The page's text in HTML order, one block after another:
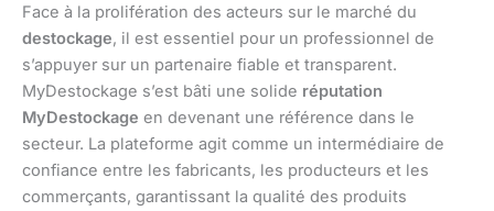
Face à la prolifération des acteurs sur le marché du
destockage, il est essentiel pour un professionnel de
s’appuyer sur un partenaire fiable et transparent.
MyDestockage s’est bâti une solide réputation
MyDestockage en devenant une référence dans le
secteur. La plateforme agit comme un intermédiaire de
confiance entre les fabricants, les producteurs et les
commerçants, garantissant la qualité des produits